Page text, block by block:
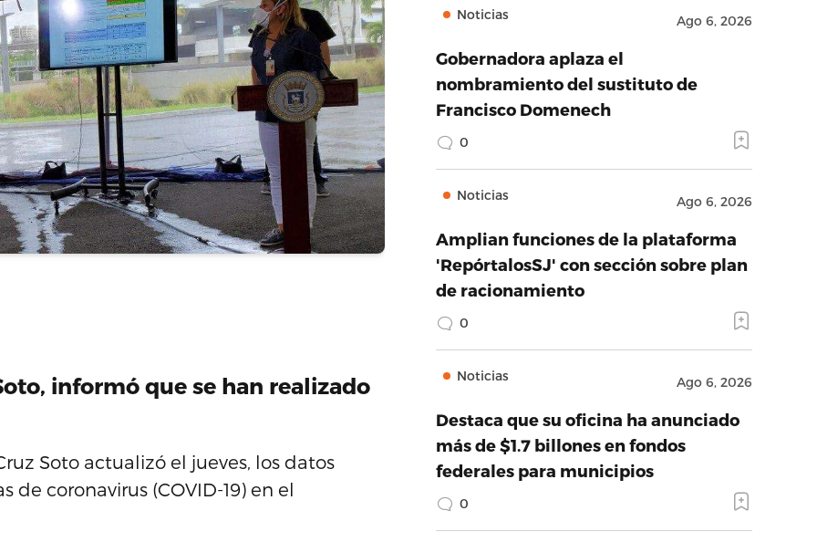
informó que se han realizado
Soto actualizó el jueves, los datos
coronavirus (COVID-19) en el
Noticias Ago 6, 2026
Gobernadora aplaza el
nombramiento del sustituto de
Francisco Domenech
0
Noticias Ago 6, 2026
Amplian funciones de la plataforma
'RepórtalosSJ' con sección sobre plan
de racionamiento
0
Noticias Ago 6, 2026
Destaca que su oficina ha anunciado
más de $1.7 billones en fondos
federales para municipios
0